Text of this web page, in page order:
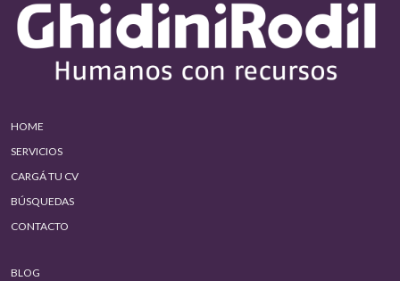
HOME
SERVICIOS
CARGÁ TU CV
BÚSQUEDAS
CONTACTO
BLOG